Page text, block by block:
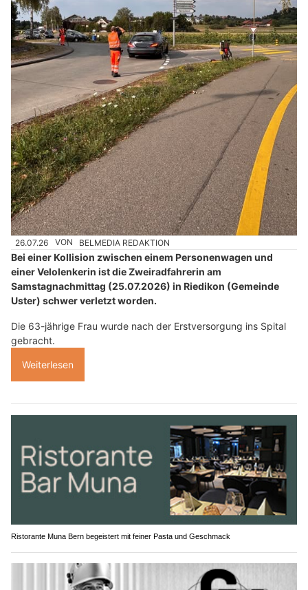
26.07.26 VON BELMEDIA REDAKTION
Bei einer Kollision zwischen einem Personenwagen und
einer Velolenkerin ist die Zweiradfahrerin am
Samstagnachmittag (25.07.2026) in Riedikon (Gemeinde
Uster) schwer verletzt worden.
Die 63-jährige Frau wurde nach der Erstversorgung ins Spital
gebracht.
Weiterlesen
Ristorante Muna Bern begeistert mit feiner Pasta und Geschmack